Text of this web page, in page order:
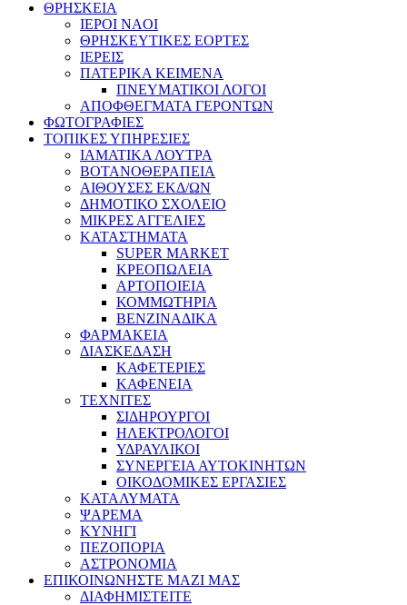
ΘΡΗΣΚΕΙΑ
IEPOI NAOI
ΘΡΗΣΚΕΥΤΙΚΕΣ ΕΟΡΤΕΣ
ΙΕΡΕΙΣ
ΠΑΤΕΡΙΚΑ ΚΕΙΜΕΝΑ
ΠΝΕΥΜΑΤΙΚΟΙ ΛΟΓΟΙ
ΑΠΟΦΘΕΓΜΑΤΑ ΓΕΡΟΝΤΩΝ
ΦΩΤΟΓΡΑΦΙΕΣ
ΤΟΠΙΚΕΣ ΥΠΗΡΕΣΙΕΣ
ΙΑΜΑΤΙΚΑ ΛΟΥΤΡΑ
ΒΟΤΑΝΟΘΕΡΑΠΕΙΑ
ΑΙΘΟΥΣΕΣ ΕΚΔ/ΩΝ
ΔΗΜΟΤΙΚΟ ΣΧΟΛΕΙΟ
ΜΙΚΡΕΣ ΑΓΓΕΛΙΕΣ
ΚΑΤΑΣΤΗΜΑΤΑ
SUPER MARKET
ΚΡΕΟΠΩΛΕΙΑ
ΑΡΤΟΠΟΙΕΙΑ
ΚΟΜΜΩΤΗΡΙΑ
ΒΕΝΖΙΝΑΔΙΚΑ
ΦΑΡΜΑΚΕΙΑ
ΔΙΑΣΚΕΔΑΣΗ
ΚΑΦΕΤΕΡΙΕΣ
ΚΑΦΕΝΕΙΑ
ΤΕΧΝΙΤΕΣ
ΣΙΔΗΡΟΥΡΓΟΙ
ΗΛΕΚΤΡΟΛΟΓΟΙ
ΥΔΡΑΥΛΙΚΟΙ
ΣΥΝΕΡΓΕΙΑ ΑΥΤΟΚΙΝΗΤΩΝ
ΟΙΚΟΔΟΜΙΚΕΣ ΕΡΓΑΣΙΕΣ
ΚΑΤΑΛΥΜΑΤΑ
ΨΑΡΕΜΑ
ΚΥΝΗΓΙ
ΠΕΖΟΠΟΡΙΑ
ΑΣΤΡΟΝΟΜΙΑ
ΕΠΙΚΟΙΝΩΝΗΣΤΕ ΜΑΖΙ ΜΑΣ
ΔΙΑΦΗΜΙΣΤΕΙΤΕ